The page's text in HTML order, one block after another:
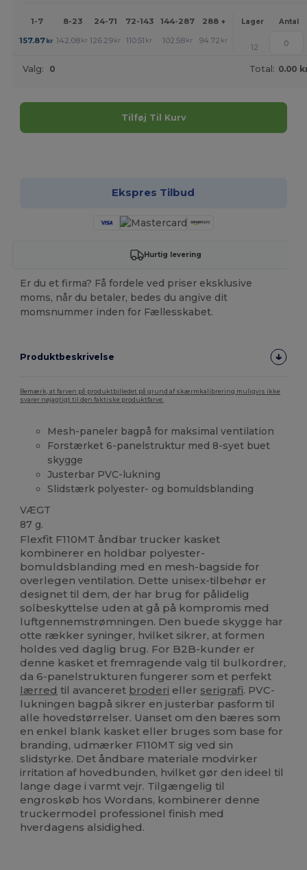
1-7 8-23 24-71 72-143 144-287 288 + Mere
Lager Antal
157.87kr 142.08 kr 126.29 kr 110.51 kr 102.58 kr 94.72 kr
12
Valg: 0 Total: 0.00
Tilføj Til Kurv
Ekspres Tilbud
Hurtig levering
Er du et firma? Få fordele ved priser eksklusive
moms, når du betaler, bedes du angive dit
momsnummer inden for Fællesskabet.
Produktbeskrivelse
Bemærk, at farven på produktbilledet på grund af skærmkalibrering muligvis ikke
svarer nøjagtigt til den faktiske produktfarve.
Mesh-paneler bagpå for maksimal ventilation
Forstærket 6-panelstruktur med 8-syet buet
skygge
Justerbar PVC-lukning
Slidstærk polyester- og bomuldsblanding
VÆGT
87 g.
Flexfit F110MT åndbar trucker kasket
kombinerer en holdbar polyester-
bomuldsblanding med en mesh-bagside for
overlegen ventilation. Dette unisex-tilbehør er
designet til dem, der har brug for pålidelig
solbeskyttelse uden at gå på kompromis med
luftgennemstrømningen. Den buede skygge har
otte rækker syninger, hvilket sikrer, at formen
holdes ved daglig brug. For B2B-kunder er
denne kasket et fremragende valg til bulkordrer,
da 6-panelstrukturen fungerer som et perfekt
lærred til avanceret broderi eller serigrafi. PVC-
lukningen bagpå sikrer en justerbar pasform til
alle hovedstørrelser. Uanset om den bæres som
en enkel blank kasket eller bruges som base for
branding, udmærker F110MT sig ved sin
slidstyrke. Det åndbare materiale modvirker
irritation af hovedbunden, hvilket gør den ideel til
lange dage i varmt vejr. Tilgængelig til
engroskøb hos Wordans, kombinerer denne
truckermodel professionel finish med
hverdagens alsidighed.